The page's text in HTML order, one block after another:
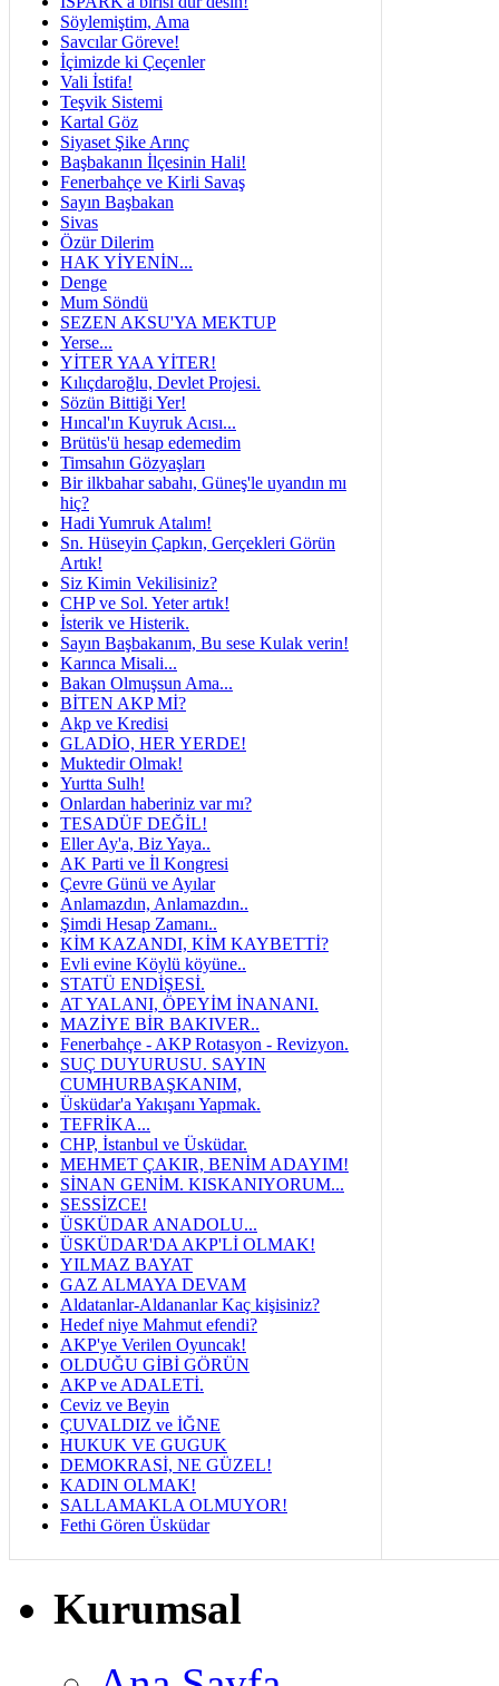
Söylemiştim, Ama
Savcılar Göreve!
İçimizde ki Çeçenler
Vali İstifa!
Teşvik Sistemi
Kartal Göz
Siyaset Şike Arınç
Başbakanın İlçesinin Hali!
Fenerbahçe ve Kirli Savaş
Sayın Başbakan
Sivas
Özür Dilerim
HAK YİYENİN...
Denge
Mum Söndü
SEZEN AKSU'YA MEKTUP
Yerse...
YİTER YAA YİTER!
Kılıçdaroğlu, Devlet Projesi.
Sözün Bittiği Yer!
Hıncal'ın Kuyruk Acısı...
Brütüs'ü hesap edemedim
Timsahın Gözyaşları
Bir ilkbahar sabahı, Güneş'le uyandın mı
hiç?
Hadi Yumruk Atalım!
Sn. Hüseyin Çapkın, Gerçekleri Görün
Artık!
Siz Kimin Vekilisiniz?
CHP ve Sol. Yeter artık!
İsterik ve Histerik.
Sayın Başbakanım, Bu sese Kulak verin!
Karınca Misali...
Bakan Olmuşsun Ama...
BİTEN AKP Mİ?
Akp ve Kredisi
GLADİO, HER YERDE!
Muktedir Olmak!
Yurtta Sulh!
Onlardan haberiniz var mı?
TESADÜF DEĞİL!
Eller Ay'a, Biz Yaya..
AK Parti ve İl Kongresi
Çevre Günü ve Ayılar
Anlamazdın, Anlamazdın..
Şimdi Hesap Zamanı..
KİM KAZANDI, KİM KAYBETTİ?
Evli evine Köylü köyüne..
STATÜ ENDİŞESİ.
AT YALANI, ÖPEYİM İNANANI.
MAZİYE BİR BAKIVER..
Fenerbahçe - AKP Rotasyon - Revizyon.
SUÇ DUYURUSU. SAYIN
CUMHURBAŞKANIM,
Üsküdar'a Yakışanı Yapmak.
TEFRİKA...
CHP, İstanbul ve Üsküdar.
MEHMET ÇAKIR, BENİM ADAYIM!
SİNAN GENİM. KISKANIYORUM...
SESSİZCE!
ÜSKÜDAR ANADOLU...
ÜSKÜDAR'DA AKP'Lİ OLMAK!
YILMAZ BAYAT
GAZ ALMAYA DEVAM
Aldatanlar-Aldananlar Kaç kişisiniz?
Hedef niye Mahmut efendi?
AKP'ye Verilen Oyuncak!
OLDUĞU GİBİ GÖRÜN
AKP ve ADALETİ.
Ceviz ve Beyin
ÇUVALDIZ ve İĞNE
HUKUK VE GUGUK
DEMOKRASİ, NE GÜZEL!
KADIN OLMAK!
SALLAMAKLA OLMUYOR!
Fethi Gören Üsküdar
Kurumsal